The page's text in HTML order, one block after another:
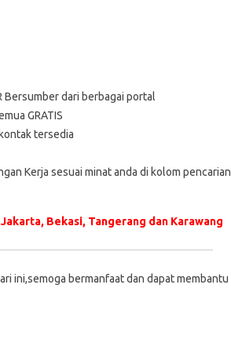
Bersumber dari berbagai portal
GRATIS
tersedia
Kerja sesuai minat anda di kolom pencarian
Bekasi, Tangerang dan Karawang
ini,semoga bermanfaat dan dapat membantu